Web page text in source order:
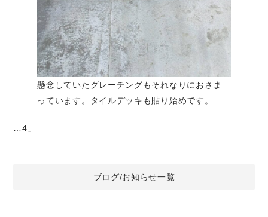
懸念していたグレーチングもそれなりにおさま
っています。タイルデッキも貼り始めです。
…4」
ブログ/お知らせ一覧